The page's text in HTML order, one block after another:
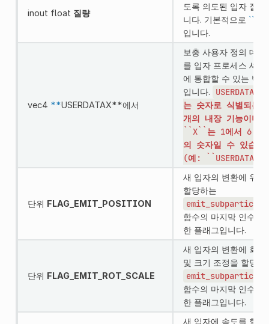
inout float 질량
도록 의도된 입자 질량
니다. 기본적으로 ``
입니다.
vec4 **USERDATAX**에서
보충 사용자 정의 데이
를 입자 프로세스 셰이
에 통합할 수 있는 벡터
입니다.
USERDATAX``
는 숫자로 식별되는
개의 내장 기능이며,
``X``는 1에서 6
의 숫자일 수 있습니
(예:
``USERDATA3
단위 FLAG_EMIT_POSITION
새 입자의 변환에 위치
할당하는
함수의 마지막 인수에
한 플래그입니다.
단위 FLAG_EMIT_ROT_SCALE
새 입자의 변환에 회전
및 크기 조정을 할당하
함수의 마지막 인수에
한 플래그입니다.
새 입자에 속도를 할당